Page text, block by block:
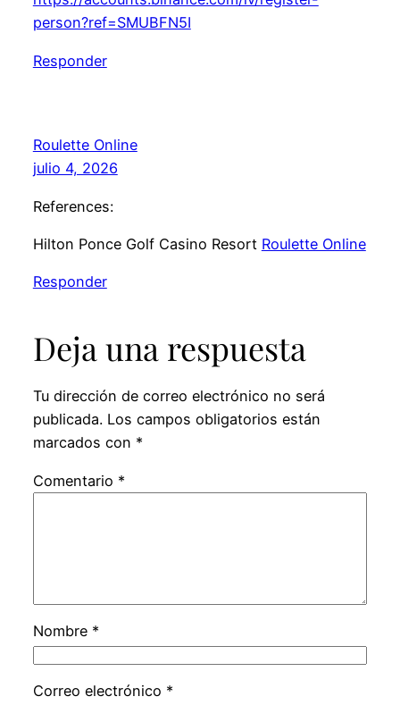
person?ref=SMUBFN5I
Responder
Roulette Online
julio 4, 2026
References:
Hilton Ponce Golf Casino Resort Roulette Online
Responder
Deja una respuesta
Tu dirección de correo electrónico no será
publicada. Los campos obligatorios están
marcados con *
Comentario *
Nombre *
Correo electrónico *